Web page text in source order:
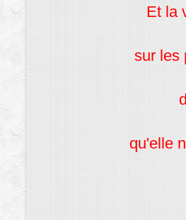
Et la
sur les
qu'elle